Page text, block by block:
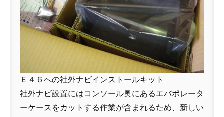
Ｅ４６への社外ナビインストールキット
社外ナビ設置にはコンソール奥にあるエバポレータ
ーケースをカットする作業が含まれるため、新しい